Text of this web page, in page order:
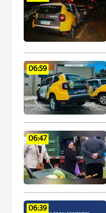
06:59
06:47
06:39